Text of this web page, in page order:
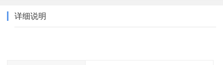
详细说明